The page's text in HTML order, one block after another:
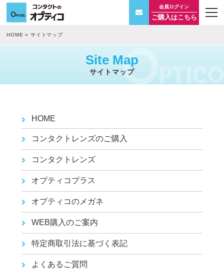
会員ログイン
ご購入はこちら
HOME »サイトマップ
Site Map
サイトマップ
HOME
コンタクトレンズのご購入
コンタクトレンズ
オプティコプラス
オプティコのメガネ
WEB購入のご案内
特定商取引法に基づく表記
よくあるご質問
t
o
g